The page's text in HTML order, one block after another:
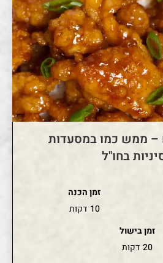
– ממש כמו במסעדות
בחו"ל
זמן הכנה
10 דקות
זמן בישול
20 דקות